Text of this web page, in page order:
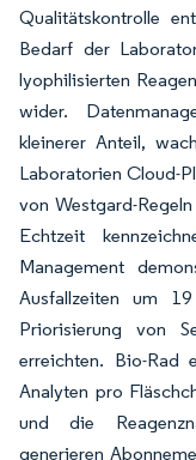
Qualitätskontrolle
Bedarf der
lyophilisierten
wider.
kleinerer Anteil,
Laboratorien Cloud-
von Westgard-
Echtzeit
Management
Ausfallzeiten um
Priorisierung von
erreichten. Bio-Rad
Analyten pro
und die
generieren